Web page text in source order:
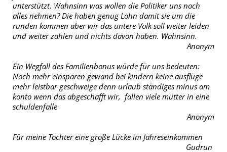
unterstützt. Wahnsinn was wollen die Politiker uns noch
alles nehmen? Die haben genug Lohn damit sie um die
runden kommen aber wir das untere Volk soll weiter leiden
und weiter zahlen und nichts davon haben. Wahnsinn.
Anonym
Ein Wegfall des Familienbonus würde für uns bedeuten:
Noch mehr einsparen gewand bei kindern keine ausflüge
mehr leistbar geschweige denn urlaub ständiges minus am
konto wenn das abgeschafft wir, fallen viele mütter in eine
schuldenfalle
Anonym
Für meine Tochter eine große Lücke im Jahreseinkommen
Gudrun